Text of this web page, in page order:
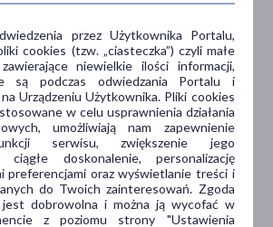
Oillan Baby
Krem ochronny
do twarzy i ciała
przez Użytkownika Portalu,
cookies (tzw. „ciasteczka”) czyli małe
niewielkie ilości informacji,
są podczas odwiedzania Portalu i
Urządzeniu Użytkownika. Pliki cookies
w celu usprawnienia działania
umożliwiają nam zapewnienie
serwisu, zwiększenie jego
ciągłe doskonalenie, personalizację
preferencjami oraz wyświetlanie treści i
do Twoich zainteresowań. Zgoda
dobrowolna i można ją wycofać w
z poziomu strony "Ustawienia